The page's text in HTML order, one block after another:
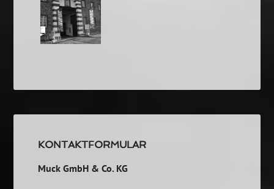
KONTAKTFORMULAR
Muck GmbH & Co. KG